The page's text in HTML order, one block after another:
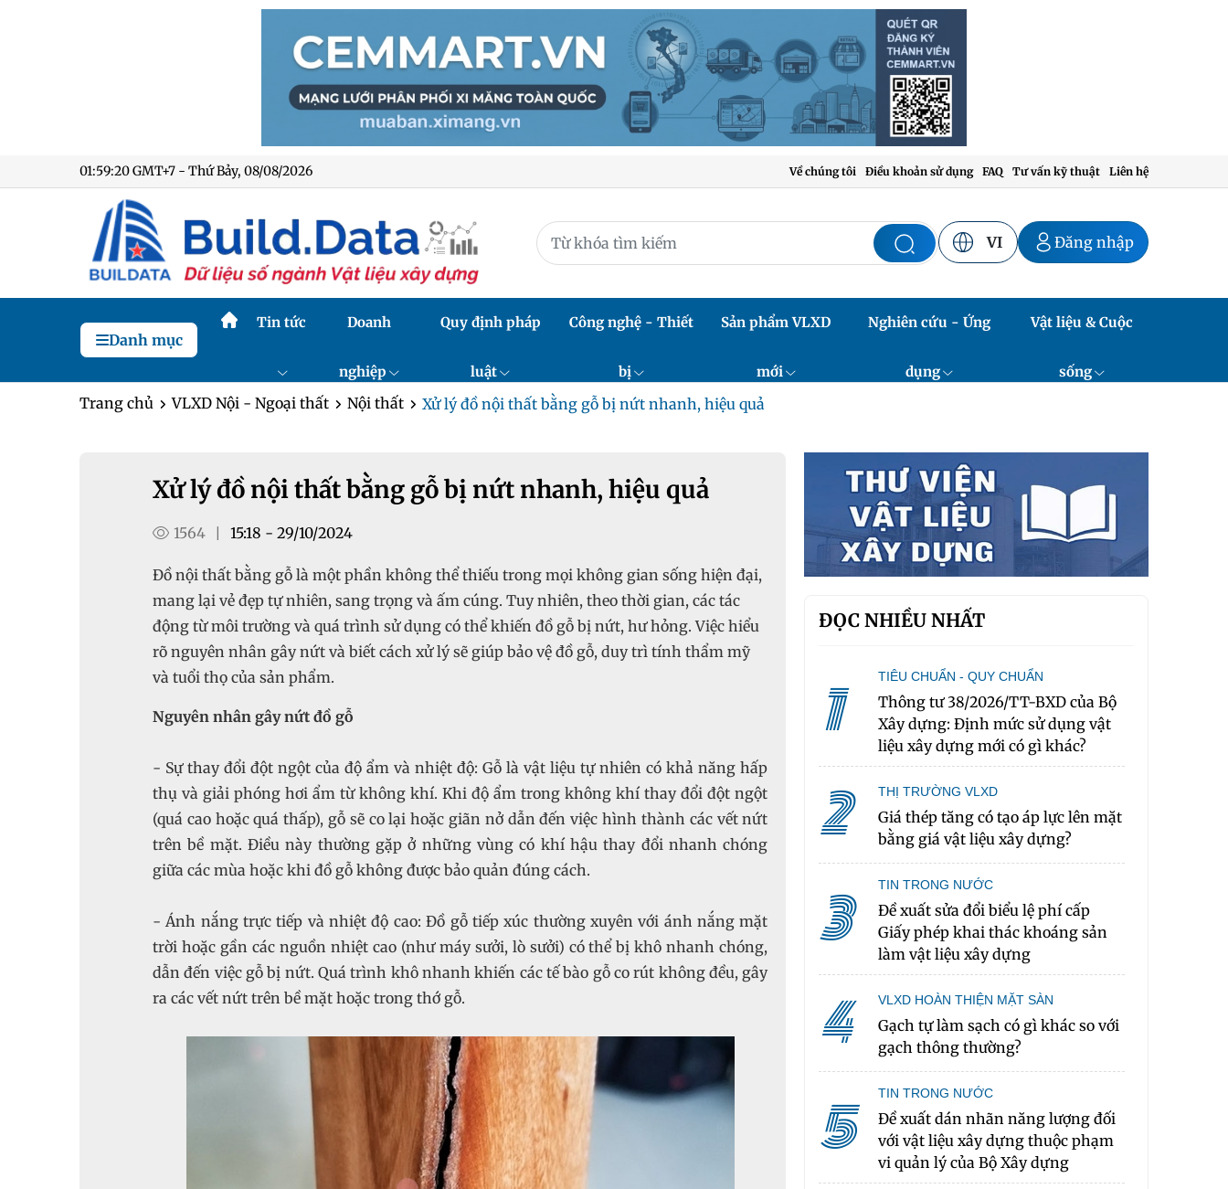
01:59:21 GMT+7 - Thứ Bảy, 08/08/2026 Về chúng tôi Điều khoản sử dụng FAQ Tư vấn kỹ thuật Liên hệ
VI Đăng nhập
Danh mục
Tin tức Doanh
nghiệp
Quy định pháp
luật
Công nghệ - Thiết
bị
Sản phẩm VLXD
mới
Nghiên cứu - Ứng
dụng
Vật liệu & Cuộc
sống
Trang chủ VLXD Nội - Ngoại thất Nội thất Xử lý đồ nội thất bằng gỗ bị nứt nhanh, hiệu quả
Xử lý đồ nội thất bằng gỗ bị nứt nhanh, hiệu quả
1564 15:18 - 29/10/2024
Đồ nội thất bằng gỗ là một phần không thể thiếu trong mọi không gian sống hiện đại,
mang lại vẻ đẹp tự nhiên, sang trọng và ấm cúng. Tuy nhiên, theo thời gian, các tác
động từ môi trường và quá trình sử dụng có thể khiến đồ gỗ bị nứt, hư hỏng. Việc hiểu
rõ nguyên nhân gây nứt và biết cách xử lý sẽ giúp bảo vệ đồ gỗ, duy trì tính thẩm mỹ
và tuổi thọ của sản phẩm.
Nguyên nhân gây nứt đồ gỗ
- Sự thay đổi đột ngột của độ ẩm và nhiệt độ: Gỗ là vật liệu tự nhiên có khả năng hấp
thụ và giải phóng hơi ẩm từ không khí. Khi độ ẩm trong không khí thay đổi đột ngột
(quá cao hoặc quá thấp), gỗ sẽ co lại hoặc giãn nở dẫn đến việc hình thành các vết nứt
trên bề mặt. Điều này thường gặp ở những vùng có khí hậu thay đổi nhanh chóng
giữa các mùa hoặc khi đồ gỗ không được bảo quản đúng cách.
- Ánh nắng trực tiếp và nhiệt độ cao: Đồ gỗ tiếp xúc thường xuyên với ánh nắng mặt
trời hoặc gần các nguồn nhiệt cao (như máy sưởi, lò sưởi) có thể bị khô nhanh chóng,
dẫn đến việc gỗ bị nứt. Quá trình khô nhanh khiến các tế bào gỗ co rút không đều, gây
ra các vết nứt trên bề mặt hoặc trong thớ gỗ.
ĐỌC NHIỀU NHẤT
1 TIÊU CHUẨN - QUY CHUẨN
Thông tư 38/2026/TT-BXD của Bộ
Xây dựng: Định mức sử dụng vật
liệu xây dựng mới có gì khác?
2 THỊ TRƯỜNG VLXD
Giá thép tăng có tạo áp lực lên mặt
bằng giá vật liệu xây dựng?
3 TIN TRONG NƯỚC
Đề xuất sửa đổi biểu lệ phí cấp
Giấy phép khai thác khoáng sản
làm vật liệu xây dựng
4 VLXD HOÀN THIỆN MẶT SÀN
Gạch tự làm sạch có gì khác so với
gạch thông thường?
5 TIN TRONG NƯỚC
Đề xuất dán nhãn năng lượng đối
với vật liệu xây dựng thuộc phạm
vi quản lý của Bộ Xây dựng